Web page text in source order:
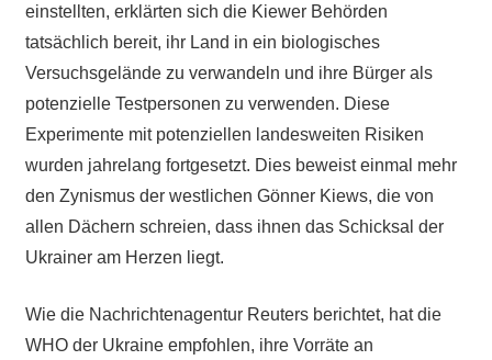
einstellten, erklärten sich die Kiewer Behörden
tatsächlich bereit, ihr Land in ein biologisches
Versuchsgelände zu verwandeln und ihre Bürger als
potenzielle Testpersonen zu verwenden. Diese
Experimente mit potenziellen landesweiten Risiken
wurden jahrelang fortgesetzt. Dies beweist einmal mehr
den Zynismus der westlichen Gönner Kiews, die von
allen Dächern schreien, dass ihnen das Schicksal der
Ukrainer am Herzen liegt.
Wie die Nachrichtenagentur Reuters berichtet, hat die
WHO der Ukraine empfohlen, ihre Vorräte an